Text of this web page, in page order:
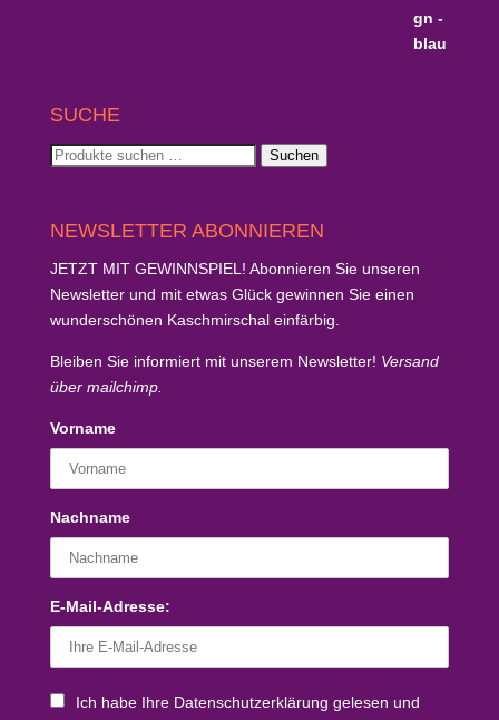
SUCHE
Suchen
Suchen
NEWSLETTER ABONNIEREN
JETZT MIT GEWINNSPIEL! Abonnieren Sie unseren
Newsletter und mit etwas Glück gewinnen Sie einen
wunderschönen Kaschmirschaleinfärbig.
Bleiben Sie informiert mit unserem Newsletter! Versand
über mailchimp.
Vorname
Nachname
E-Mail-Adresse:
Ich habe Ihre Datenschutzerklärung gelesen und